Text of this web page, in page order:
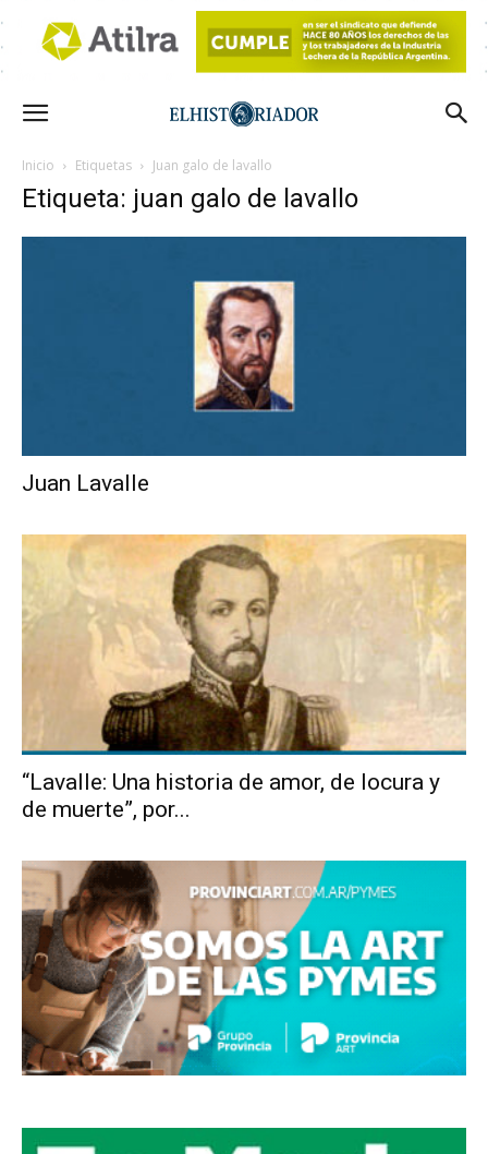
Inicio Etiquetas Juan galo de lavallo
Etiqueta: juan galo de lavallo
Juan Lavalle
“Lavalle: Una historia de amor, de locura y
de muerte”, por...